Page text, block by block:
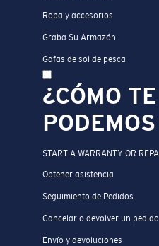
Ropa y accesorios
Graba Su Armazón
Gafas de sol de pesca
¿CÓMO TE
START A WARRANTY OR
Obtener asistencia
Seguimiento de Pedidos
Cancelar o devolver un pedido
Envío y devoluciones